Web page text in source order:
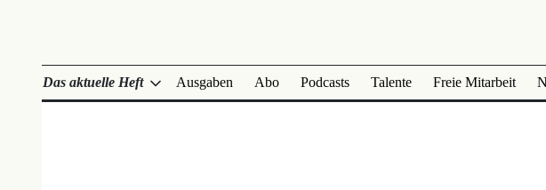
Das aktuelle Heft Ausgaben Abo Podcasts Talente Freie Mitarbeit